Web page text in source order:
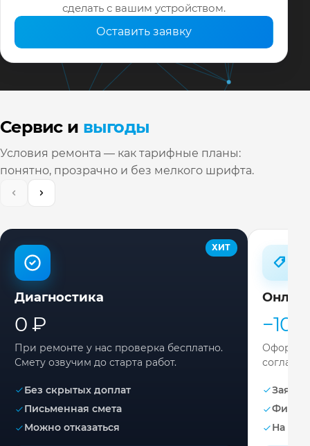
сделать с вашим устройством.
Оставить заявку
Сервис и выгоды
Условия ремонта — как тарифные планы:
понятно, прозрачно и без мелкого шрифта.
ХИТ
Диагностика
0 ₽
При ремонте у нас проверка бесплатно.
Смету озвучим до старта работ.
Без скрытых доплат
Письменная смета
Можно отказаться
−10%
Заявка
На